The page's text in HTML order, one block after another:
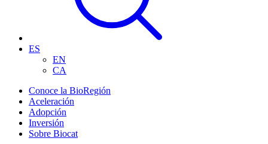
ES
EN
CA
Conoce la BioRegión
Aceleración
Adopción
Inversión
Sobre Biocat